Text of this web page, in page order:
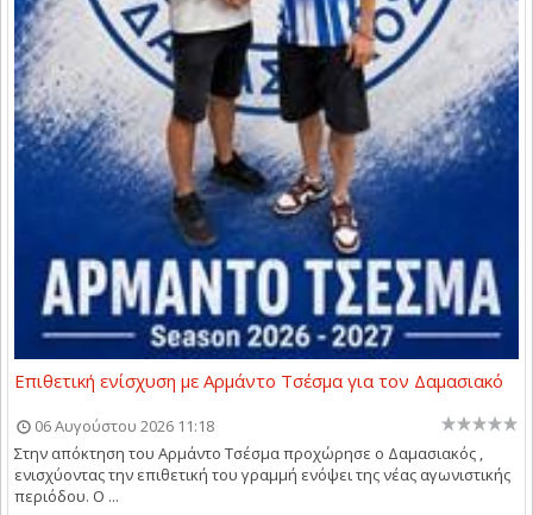
Επιθετική ενίσχυση με Αρμάντο Τσέσμα για τον Δαμασιακό
06 Αυγούστου 2026 11:18
Στην απόκτηση του Αρμάντο Τσέσμα προχώρησε ο Δαμασιακός ,
ενισχύοντας την επιθετική του γραμμή ενόψει της νέας αγωνιστικής
περιόδου. Ο ...